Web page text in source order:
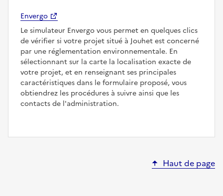
Envergo
Le simulateur Envergo vous permet en quelques clics
de vérifier si votre projet situé à Jouhet est concerné
par une réglementation environnementale. En
sélectionnant sur la carte la localisation exacte de
votre projet, et en renseignant ses principales
caractéristiques dans le formulaire proposé, vous
obtiendrez les procédures à suivre ainsi que les
contacts de l'administration.
Haut de page